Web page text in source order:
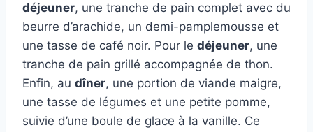
déjeuner, une tranche de pain complet avec du
beurre d’arachide, un demi-pamplemousse et
une tasse de café noir. Pour le déjeuner, une
tranche de pain grillé accompagnée de thon.
Enfin, au dîner, une portion de viande maigre,
une tasse de légumes et une petite pomme,
suivie d’une boule de glace à la vanille. Ce